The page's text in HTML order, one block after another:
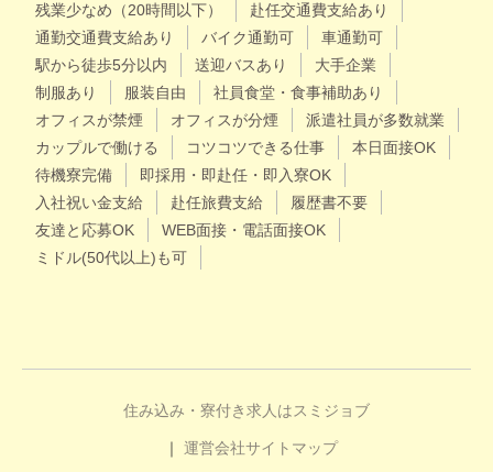
残業少なめ（20時間以下）
赴任交通費支給あり
通勤交通費支給あり
バイク通勤可
車通勤可
駅から徒歩5分以内
送迎バスあり
大手企業
制服あり
服装自由
社員食堂・食事補助あり
オフィスが禁煙
オフィスが分煙
派遣社員が多数就業
カップルで働ける
コツコツできる仕事
本日面接OK
待機寮完備
即採用・即赴任・即入寮OK
入社祝い金支給
赴任旅費支給
履歴書不要
友達と応募OK
WEB面接・電話面接OK
ミドル(50代以上)も可
住み込み・寮付き求人はスミジョブ
運営会社サイトマップ